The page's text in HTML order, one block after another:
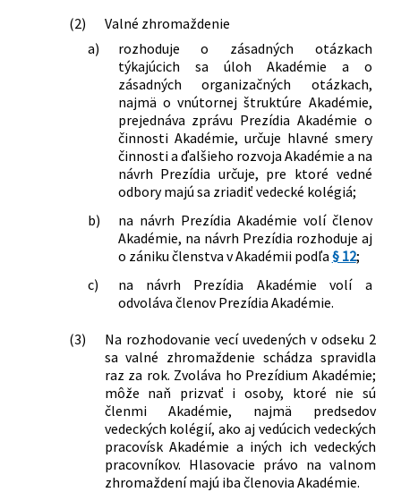
(2)
Valné zhromaždenie
a)
rozhoduje o zásadných otázkach
týkajúcich sa úloh Akadémie a o
zásadných organizačných otázkach,
najmä o vnútornej štruktúre Akadémie,
prejednáva zprávu Prezídia Akadémie o
činnosti Akadémie, určuje hlavné smery
činnosti a ďalšieho rozvoja Akadémie a na
návrh Prezídia určuje, pre ktoré vedné
odbory majú sa zriadiť vedecké kolégiá;
b)
na návrh Prezídia Akadémie volí členov
Akadémie, na návrh Prezídia rozhoduje aj
o zániku členstva v Akadémii podľa § 12;
c)
na návrh Prezídia Akadémie volí a
odvoláva členov Prezídia Akadémie.
(3)
Na rozhodovanie vecí uvedených v odseku 2
sa valné zhromaždenie schádza spravidla
raz za rok. Zvoláva ho Prezídium Akadémie;
môže naň prizvať i osoby, ktoré nie sú
členmi Akadémie, najmä predsedov
vedeckých kolégií, ako aj vedúcich vedeckých
pracovísk Akadémie a iných ich vedeckých
pracovníkov. Hlasovacie právo na valnom
zhromaždení majú iba členovia Akadémie.